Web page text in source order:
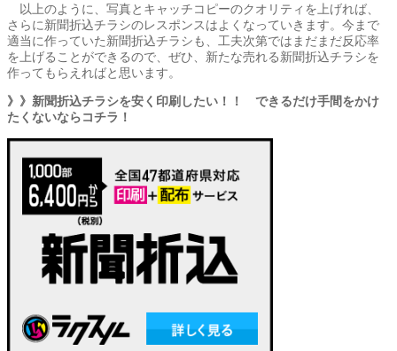
以上のように、写真とキャッチコピーのクオリティを上げれば、
さらに新聞折込チラシのレスポンスはよくなっていきます。今まで
適当に作っていた新聞折込チラシも、工夫次第ではまだまだ反応率
を上げることができるので、ぜひ、新たな売れる新聞折込チラシを
作ってもらえればと思います。
》》新聞折込チラシを安く印刷したい！！ できるだけ手間をかけ
たくないならコチラ！